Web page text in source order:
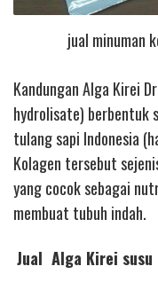
jual minuman
Kandungan Alga Kirei
hydrolisate) berbentuk
tulang sapi Indonesia
Kolagen tersebut
yang cocok sebagai
membuat tubuh indah.
Jual Alga Kirei